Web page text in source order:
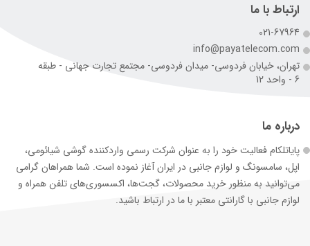
ارتباط با ما
021-67964
info@payatelecom.com
تهران، خیابان فردوسی- میدان فردوسی- مجتمع تجارت جهانی - طبقه
6 - واحد 12
درباره ما
پایاتلکام فعالیت خود را به عنوان شرکت رسمی وارد‌کننده گوشی شیائومی،
اپل، سامسونگ و لوازم جانبی در ایران آغاز نموده است. شما همراهان گرامی
می‌توانید به منظور خرید محصولات، گجت‌ها، اکسسوری‌های تلفن همراه و
لوازم جانبی با گارانتی معتبر با ما در ارتباط باشید.